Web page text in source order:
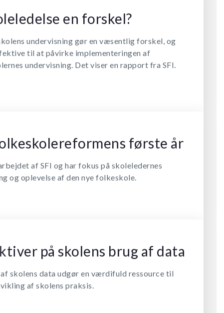
en forskel?
undervisning gør en væsentlig forskel, og
til at påvirke implementeringen af
undervisning. Det viser en rapport fra SFI.
første år
af SFI og har fokus på skoleledernes
og oplevelse af den nye folkeskole.
på skolens brug af data
skolens data udgør en værdifuld ressource til
af skolens praksis.